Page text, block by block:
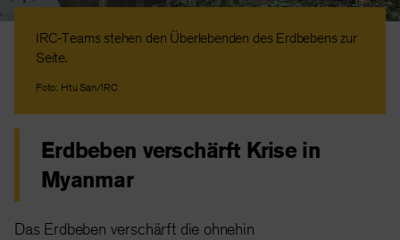
IRC-Teams stehen den Überlebenden des Erdbebens zur
Seite.
Foto: Htu San/IRC
Erdbeben verschärft Krise in
Myanmar
Das Erdbeben verschärft die ohnehin